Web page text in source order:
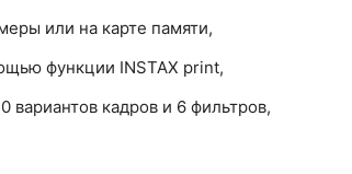
или на карте памяти,
функции INSTAX print,
кадров и 6 фильтров,